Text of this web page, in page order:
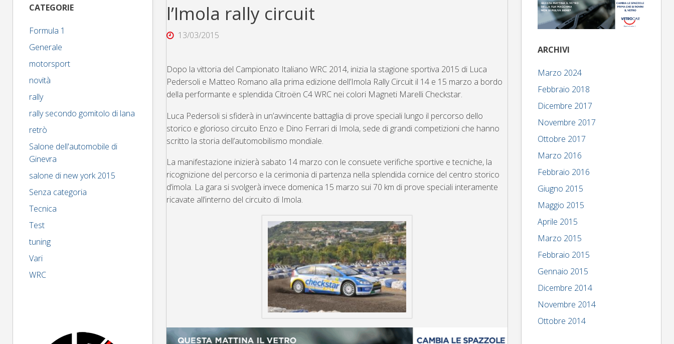
l’Imola rally circuit
13/03/2015
Dopo la vittoria del Campionato Italiano WRC 2014, inizia la stagione sportiva 2015 di Luca
Pedersoli e Matteo Romano alla prima edizione dell’Imola Rally Circuit il 14 e 15 marzo a bordo
della performante e splendida Citroën C4 WRC nei colori Magneti Marelli Checkstar.
Luca Pedersoli si sfiderà in un’avvincente battaglia di prove speciali lungo il percorso dello
storico e glorioso circuito Enzo e Dino Ferrari di Imola, sede di grandi competizioni che hanno
scritto la storia dell’automobilismo mondiale.
La manifestazione inizierà sabato 14 marzo con le consuete verifiche sportive e tecniche, la
ricognizione del percorso e la cerimonia di partenza nella splendida cornice del centro storico
d’imola. La gara si svolgerà invece domenica 15 marzo sui 70 km di prove speciali interamente
ricavate all’interno del circuito di Imola.
CATEGORIE
Formula 1
Generale
motorsport
novità
rally
rally secondo gomitolo di lana
retrò
Salone dell'automobile di
Ginevra
salone di new york 2015
Senza categoria
Tecnica
Test
tuning
Vari
WRC
ARCHIVI
Marzo 2024
Febbraio 2018
Dicembre 2017
Novembre 2017
Ottobre 2017
Marzo 2016
Febbraio 2016
Giugno 2015
Maggio 2015
Aprile 2015
Marzo 2015
Febbraio 2015
Gennaio 2015
Dicembre 2014
Novembre 2014
Ottobre 2014